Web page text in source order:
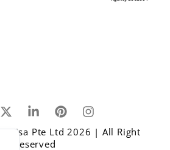
Visa Pte Ltd 2026 | All Right
Reserved